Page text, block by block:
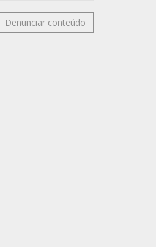
Denunciar conteúdo